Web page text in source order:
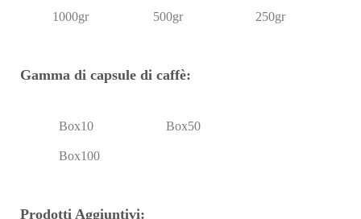
1000gr 500gr 250gr
Gamma di capsule di caffè:
Box10 Box50
Box100
Prodotti Aggiuntivi: